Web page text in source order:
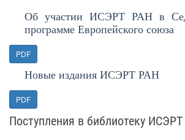
Об участии ИСЭРТ РАН в
программе Европейского союза
PDF
Новые издания ИСЭРТ РАН
PDF
Поступления в библиотеку